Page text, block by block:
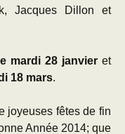
Jacques Dillon et
mardi 28 janvieret
18 mars.
joyeuses fêtes de fin
Année 2014; que